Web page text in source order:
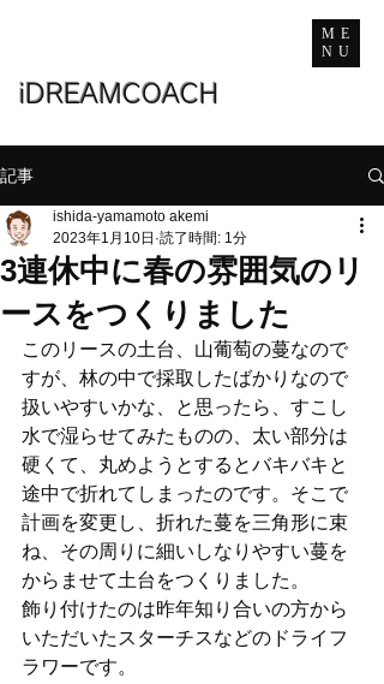
ME
NU
iDREAMCOACH
記事
3連休中に春の雰囲気のリ
ースをつくりました
ishida-yamamoto akemi
2023年1月10日 読了時間: 1分
このリースの土台、山葡萄の蔓なので
すが、林の中で採取したばかりなので
扱いやすいかな、と思ったら、すこし
水で湿らせてみたものの、太い部分は
硬くて、丸めようとするとバキバキと
途中で折れてしまったのです。そこで
計画を変更し、折れた蔓を三角形に束
ね、その周りに細いしなりやすい蔓を
からませて土台をつくりました。
飾り付けたのは昨年知り合いの方から
いただいたスターチスなどのドライフ
ラワーです。